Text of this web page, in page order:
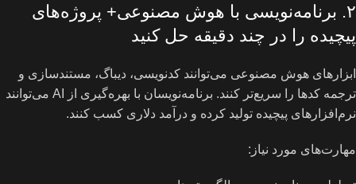
۲. برنامه‌نویسی با هوش مصنوعی+ پروژه‌های
پیچیده را در چند دقیقه حل کنید
ابزارهای هوش مصنوعی می‌توانند کدنویسی، دیباگ، مستندسازی و
ترجمه کدها را سریع‌تر کنند. برنامه‌نویسان با بهره‌گیری از AI می‌توانند
نرم‌افزارهای پیچیده تولید کرده و درآمد دلاری کسب کنند.
مهارت‌های مورد نیاز: